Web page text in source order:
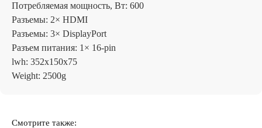
Потребляемая мощность, Вт: 600
Разъемы: 2× HDMI
Разъемы: 3× DisplayPort
Разъем питания: 1× 16-pin
lwh: 352x150x75
Weight: 2500g
Смотрите также: